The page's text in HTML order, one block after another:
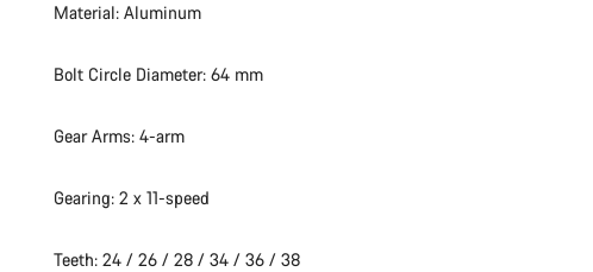
Material: Aluminum
Bolt Circle Diameter: 64 mm
Gear Arms: 4-arm
Gearing: 2 x 11-speed
Teeth: 24 / 26 / 28 / 34 / 36 / 38
Naši odborníci podpory zákazníků čekají, aby mohli odpovědět na vaše dotazy.